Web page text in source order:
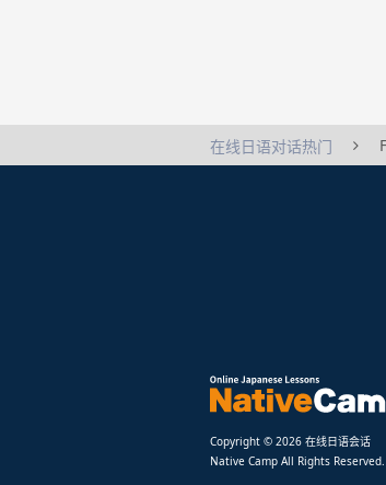
在线日语对话热门
Copyright © 2026 在线日语会话
Native Camp All Rights Reserved.